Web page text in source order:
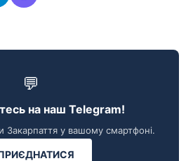
💬
на наш Telegram!
Закарпаття у вашому смартфоні.